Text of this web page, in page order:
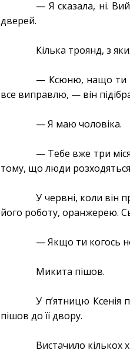
— Я сказала, ні.
дверей.
Кілька троянд, з
— Ксюню, нащо ти
все виправлю, — він
— Я маю чоловіка.
— Тебе вже три
тому, що люди
У червні, коли він
його роботу, оранжерею.
— Якщо ти когось
Микита пішов.
У пʼятницю Ксенія
пішов до її двору.
Вистачило кількох